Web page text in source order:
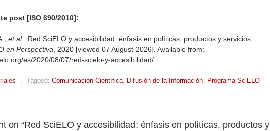
post [ISO 690/2010]:
et al.
. Red SciELO y accesibilidad: énfasis en políticas, productos y servicios
en Perspectiva , 2020 [viewed 07 August 2026]. Available from:
es/2020/08/07/red-scielo-y-accesibilidad/
Tagged: Comunicación Científica Difusión de la Información Programa SciELO
on “Red SciELO y accesibilidad: énfasis en políticas, productos y